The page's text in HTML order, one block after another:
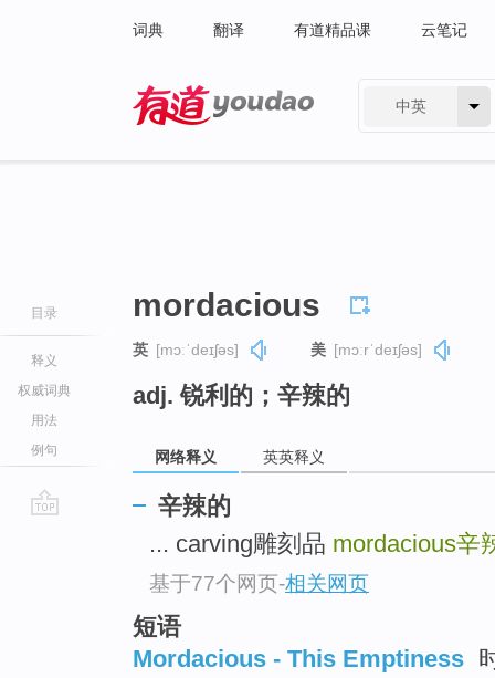
词典 翻译 有道精品课 云笔记
中英
目录
释义
权威词典
用法
例句
mordacious
英 [mɔːˈdeɪʃəs] 美 [mɔːrˈdeɪʃəs]
adj. 锐利的；辛辣的
网络释义 英英释义
辛辣的
... carving雕刻品 mordacious辛
基于77个网页-相关网页
短语
Mordacious - This Emptiness